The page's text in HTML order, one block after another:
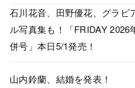
石川花音、田野優花、グラビ
ル写真集も！「FRIDAY 2026
併号」本日5/1発売！
山内鈴蘭、結婚を発表！